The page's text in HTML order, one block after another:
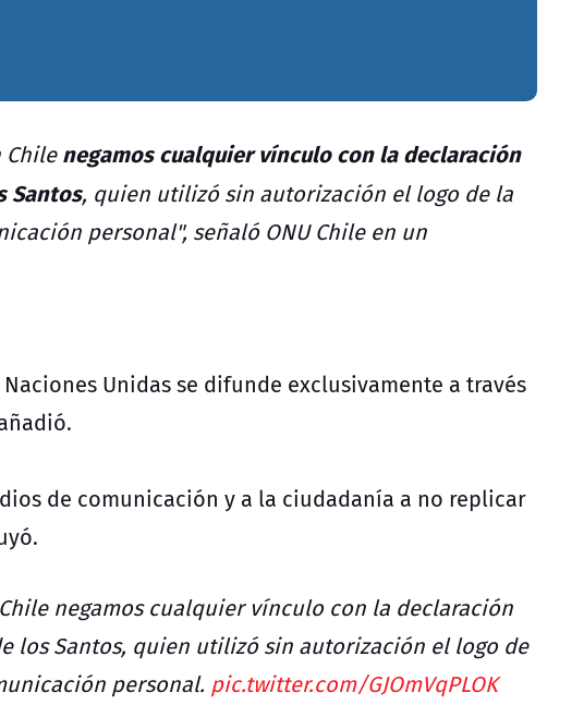
Chilenegamos cualquier vínculo con la declaración
Santos, quien utilizó sin autorización el logo de la
personal", señaló ONU Chile en un
Unidas se difunde exclusivamente a través
de comunicación y a la ciudadanía a no replicar
negamos cualquier vínculo con la declaración
los Santos, quien utilizó sin autorización el logo de
personal. pic.twitter.com/GJOmVqPLOK